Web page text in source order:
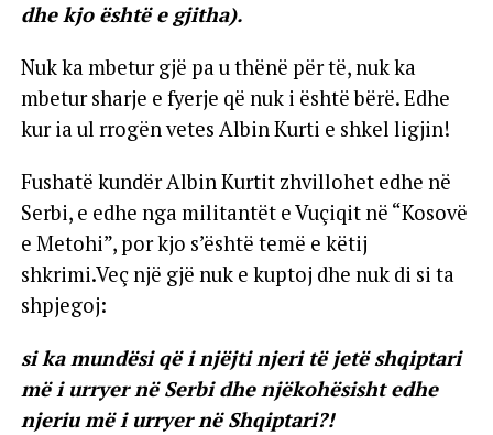
dhe kjo është e gjitha).
Nuk ka mbetur gjë pa u thënë për të, nuk ka
mbetur sharje e fyerje që nuk i është bërë. Edhe
kur ia ul rrogën vetes Albin Kurti e shkel ligjin!
Fushatë kundër Albin Kurtit zhvillohet edhe në
Serbi, e edhe nga militantët e Vuçiqit në “Kosovë
e Metohi”, por kjo s’është temë e këtij
shkrimi.Veç një gjë nuk e kuptoj dhe nuk di si ta
shpjegoj:
si ka mundësi që i njëjti njeri të jetë shqiptari
më i urryer në Serbi dhe njëkohësisht edhe
njeriu më i urryer në Shqiptari?!